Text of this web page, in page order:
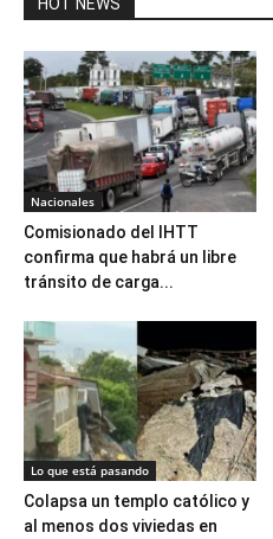
HOT NEWS
Nacionales
Comisionado del IHTT
confirma que habrá un libre
tránsito de carga...
Lo que está pasando
Colapsa un templo católico y
al menos dos viviedas en